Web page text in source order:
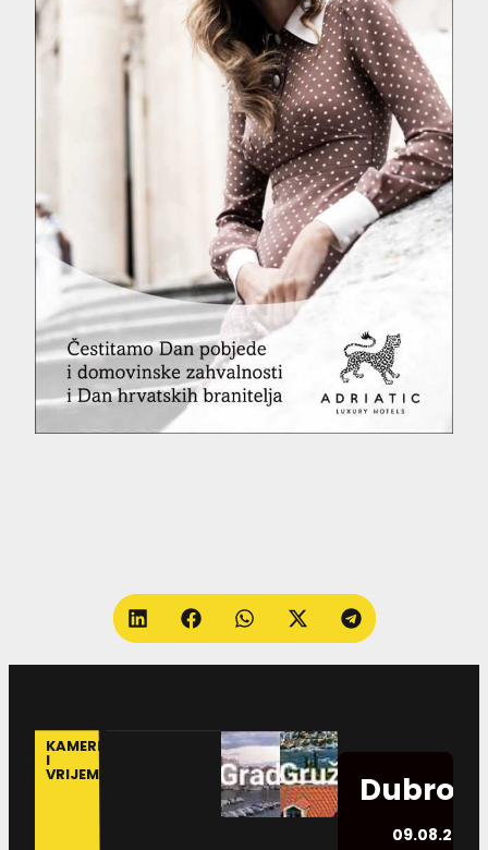
KAMERE
I
VRIJEME
09.08.2026.